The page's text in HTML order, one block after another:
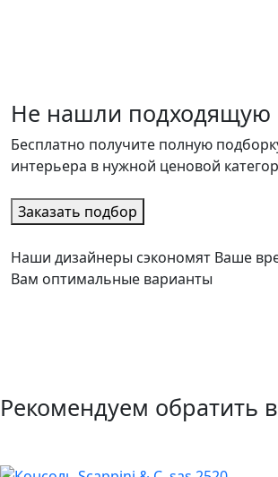
Не нашли подходящую
Бесплатно получите полную
интерьера в нужной ценовой
Заказать подбор
Наши дизайнеры сэкономят Ваше
Вам оптимальные варианты
Рекомендуем обратить